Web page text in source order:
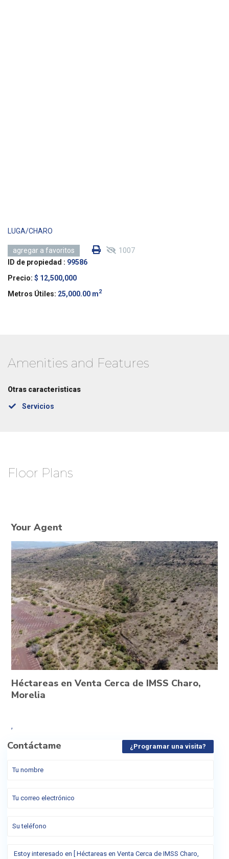
LUGA/CHARO
agregar a favoritos 1007
ID de propiedad : 99586
Precio: $ 12,500,000
Metros Útiles: 25,000.00 m2
Amenities and Features
Otras caracteristicas
Servicios
Floor Plans
Your Agent
Héctareas en Venta Cerca de IMSS Charo,
Morelia
,
Contáctame ¿Programar una visita?